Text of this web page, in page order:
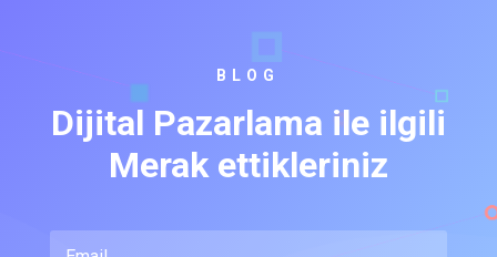
BLOG
Dijital Pazarlama ile ilgili
Merak ettikleriniz